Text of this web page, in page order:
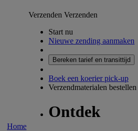
Home
Verzenden Verzenden
Start nu
Nieuwe zending aanmaken
Bereken tarief en transittijd
Boek een koerier pick-up
Verzendmaterialen bestellen
Ontdek